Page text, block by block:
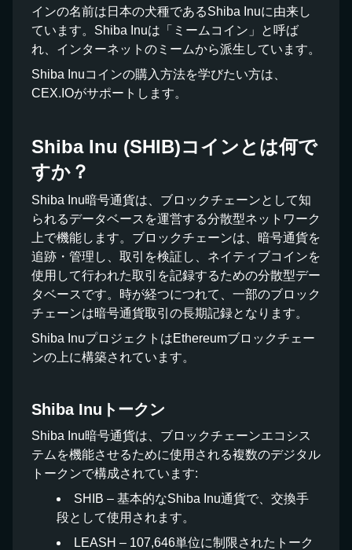
インの名前は日本の犬種であるShiba Inuに由来し
ています。Shiba Inuは「ミームコイン」と呼ば
れ、インターネットのミームから派生しています。
Shiba Inuコインの購入方法を学びたい方は、
CEX.IOがサポートします。
Shiba Inu (SHIB)コインとは何で
すか？
Shiba Inu暗号通貨は、ブロックチェーンとして知
られるデータベースを運営する分散型ネットワーク
上で機能します。ブロックチェーンは、暗号通貨を
追跡・管理し、取引を検証し、ネイティブコインを
使用して行われた取引を記録するための分散型デー
タベースです。時が経つにつれて、一部のブロック
チェーンは暗号通貨取引の長期記録となります。
Shiba InuプロジェクトはEthereumブロックチェー
ンの上に構築されています。
Shiba Inuトークン
Shiba Inu暗号通貨は、ブロックチェーンエコシス
テムを機能させるために使用される複数のデジタル
トークンで構成されています:
SHIB – 基本的なShiba Inu通貨で、交換手
段として使用されます。
LEASH – 107,646単位に制限されたトーク